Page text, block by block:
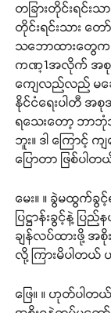
တခြားတိုင်းရင်းသ
တိုင်းရင်းသား
သဘောထားတွေ
ကဏ္႑အလိုက် အစုအ
ကျေလည်လည် မဆွေ
နိုင်ငံရေးပါတီ အ
ရသေးတော့ ဘာဘုံ
ဘူး။ ဒါ ကြောင့်
ပြောတာ ဖြစ်ပါတ
မေး။ ။ ခွဲမထွက်
ပြဋ္ဌာန်းခွင့်နဲ့
ချန်လပ်ထားဖို့
လို့ ကြားမိပါတယ်
ဖြေ။ ။ ဟုတ်ပါ